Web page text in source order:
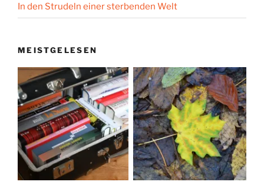
In den Strudeln einer sterbenden Welt
MEISTGELESEN